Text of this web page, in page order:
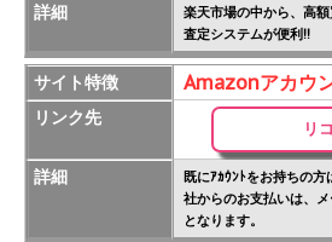
詳細
楽天市場の中から、高
査定システムが便利!!
サイト特徴 Amazonアカウ
リンク先
リ
詳細 既にｱｶｳﾝﾄをお持ちの方
社からのお支払いは、
となります。